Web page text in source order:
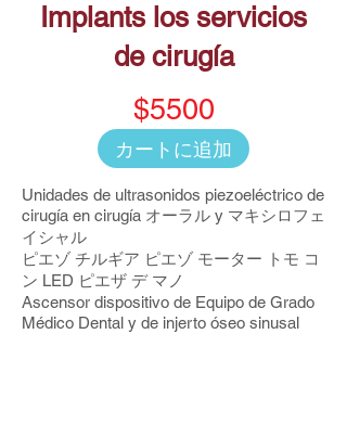
Implants los servicios
de cirugía
$5500
カートに追加
Unidades de ultrasonidos piezoeléctrico de
cirugía en cirugía オーラル y マキシロフェ
イシャル
ピエゾ チルギア ピエゾ モーター トモ コ
ン LED ピエザ デ マノ
Ascensor dispositivo de Equipo de Grado
Médico Dental y de injerto óseo sinusal